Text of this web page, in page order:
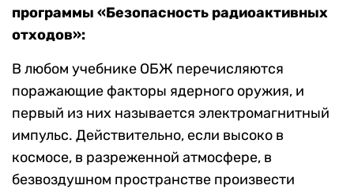
программы «Безопасность радиоактивных
отходов»:
В любом учебнике ОБЖ перечисляются
поражающие факторы ядерного оружия, и
первый из них называется электромагнитный
импульс. Действительно, если высоко в
космосе, в разреженной атмосфере, в
безвоздушном пространстве произвести